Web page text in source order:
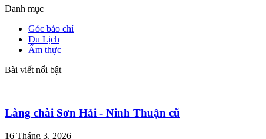
Danh mục
Góc báo chí
Du Lịch
Ẩm thực
Bài viết nổi bật
Làng chài Sơn Hải - Ninh Thuận cũ
16 Tháng 3, 2026